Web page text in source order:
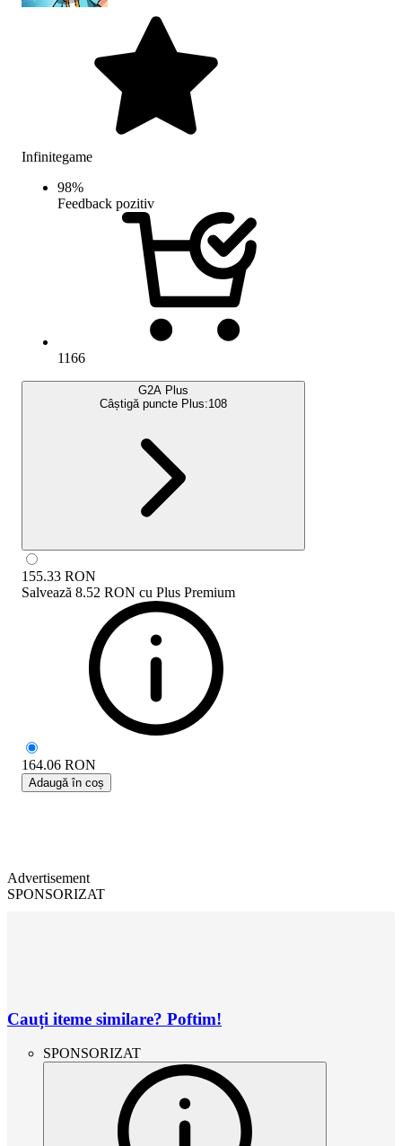
Infinitegame
98%
Feedback pozitiv
1166
G2A Plus
Câștigă puncte Plus:108
155.33 RON
Salvează 8.52 RON cu Plus Premium
164.06 RON
Adaugă în coș
Advertisement
SPONSORIZAT
Cauți iteme similare? Poftim!
SPONSORIZAT